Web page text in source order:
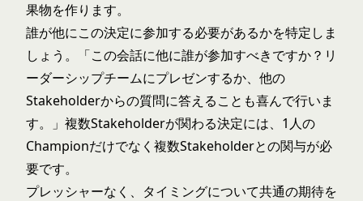
果物を作ります。
誰が他にこの決定に参加する必要があるかを特定しま
しょう。「この会話に他に誰が参加すべきですか？リ
ーダーシップチームにプレゼンするか、他の
Stakeholderからの質問に答えることも喜んで行いま
す。」複数Stakeholderが関わる決定には、1人の
Championだけでなく複数Stakeholderとの関与が必
要です。
プレッシャーなく、タイミングについて共通の期待を